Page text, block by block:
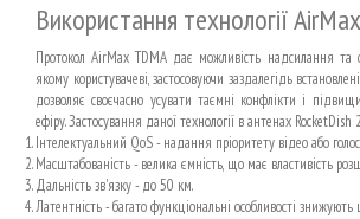
Використання технології
Протокол AirMax TDMA дає можливість надсилання
якому користувачеві, застосовуючи заздалегідь
дозволяє своєчасно усувати таємні конфлікти і
ефіру. Застосування даної технології в антенах
Інтелектуальний QoS - надання пріоритету відео або
Масштабованість - велика ємність, що має властивість
Дальність зв'язку - до 50 км.
Латентність - багато функціональні особливості